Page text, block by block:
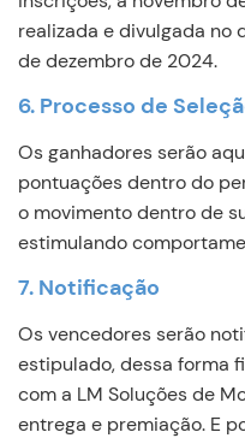
realizada e divulgada no
de dezembro de 2024.
6. Processo de
Os ganhadores serão
pontuações dentro do
o movimento dentro de
estimulando
7. Notificação
Os vencedores serão
estipulado, dessa forma
com a LM Soluções de
entrega e premiação. E